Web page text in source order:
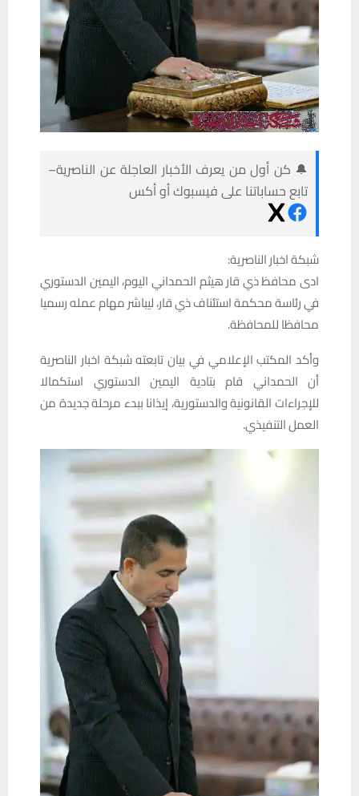
🔔 كن أول من يعرف الأخبار العاجلة عن الناصرية–
تابع حساباتنا على فيسبوك أو أكس
شبكة اخبار الناصرية:
ادى محافظ ذي قار هيثم الحمداني اليوم، اليمين الدستوري
في رئاسة محكمة استئناف ذي قار، ليباشر مهام عمله رسميا
محافظا للمحافظة.
وأكد المكتب الإعلامي في بيان تابعته شبكة اخبار الناصرية
أن الحمداني قام بتادية اليمين الدستوري استكمالا
للإجراءات القانونية والدستورية، إيذانا ببدء مرحلة جديدة من
العمل التنفيذي.